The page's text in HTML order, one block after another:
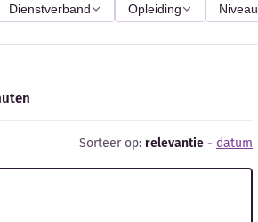
Dienstverband Opleiding Niveau
Sorteer op: relevantie - datum